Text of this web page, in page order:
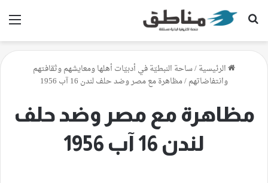
بحث عن
الرئيسية/ساحة النبطيّة في أدبيّات أهلها ومعايشهم وثقافتهم
وانتفاضاتهم/مظاهرة مع مصر وضد حلف لندن 16 آب 1956
مظاهرة مع مصر وضد حلف
لندن 16 آب 1956